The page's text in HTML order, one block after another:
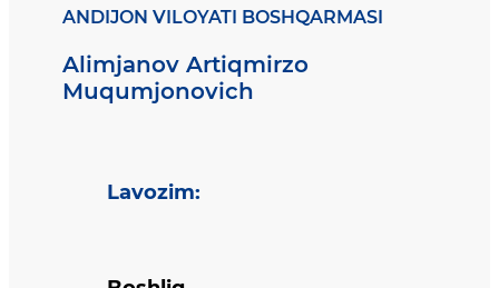
ANDIJON VILOYATI BOSHQARMASI
Alimjanov Artiqmirzo
Muqumjonovich
Lavozim: